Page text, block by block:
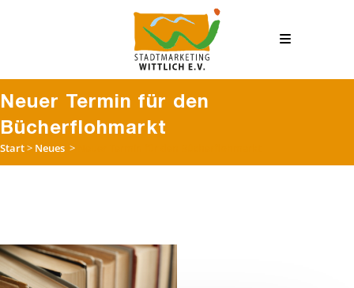
Neuer Termin für den
Bücherflohmarkt
Start> Neues >